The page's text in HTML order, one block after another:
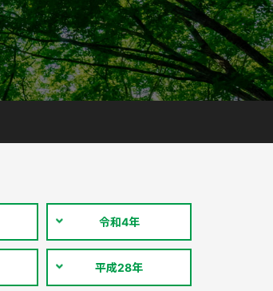
令和4年
平成28年